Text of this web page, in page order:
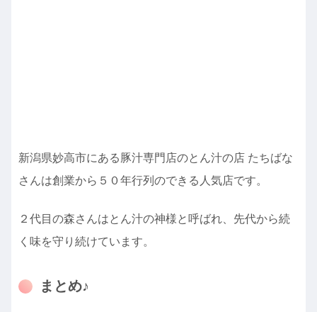
新潟県妙高市にある豚汁専門店のとん汁の店 たちばな
さんは創業から５０年行列のできる人気店です。
２代目の森さんはとん汁の神様と呼ばれ、先代から続
く味を守り続けています。
まとめ♪